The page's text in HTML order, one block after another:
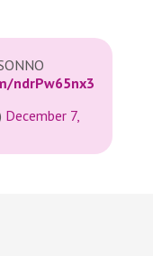
ndrPw65nx3
December 7,